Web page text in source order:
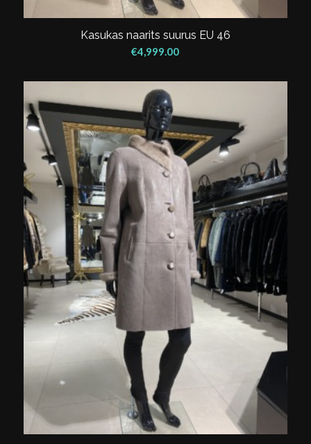
Kasukas naarits suurus EU 46
€4,999.00